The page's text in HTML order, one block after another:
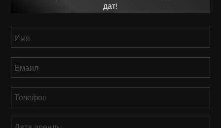
дат!